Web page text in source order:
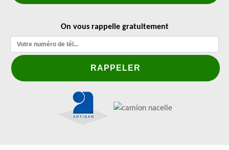
On vous rappelle gratuitement